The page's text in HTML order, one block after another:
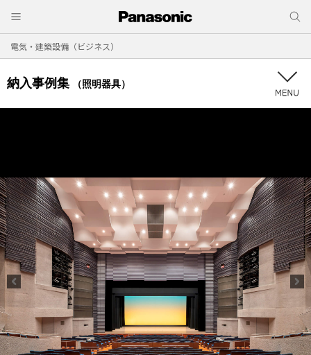
電気・建築設備（ビジネス）
納入事例集 （照明器具）